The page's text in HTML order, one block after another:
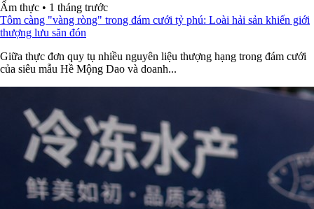
Ẩm thực • 1 tháng trước
Tôm càng "vàng ròng" trong đám cưới tỷ phú: Loài hải sản khiến giới
thượng lưu săn đón
Giữa thực đơn quy tụ nhiều nguyên liệu thượng hạng trong đám cưới
của siêu mẫu Hề Mộng Dao và doanh...